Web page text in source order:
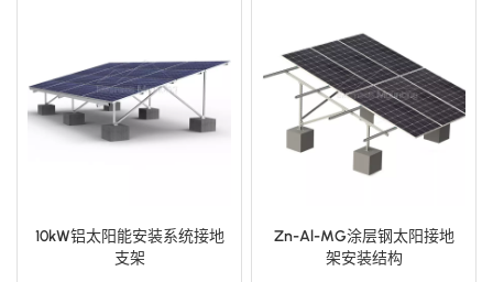
10kW铝太阳能安装系统接地
支架
Zn-Al-MG涂层钢太阳接地
架安装结构